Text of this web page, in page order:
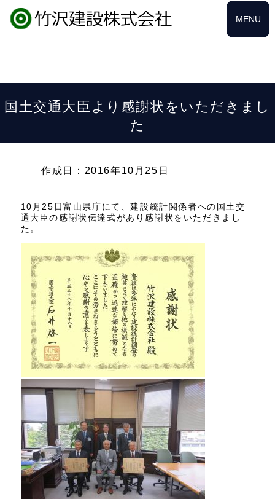
MENU
国土交通大臣より感謝状をいただきまし
た
作成日：2016年10月25日
10月25日富山県庁にて、建設統計関係者への国土交
通大臣の感謝状伝達式があり感謝状をいただきまし
た。